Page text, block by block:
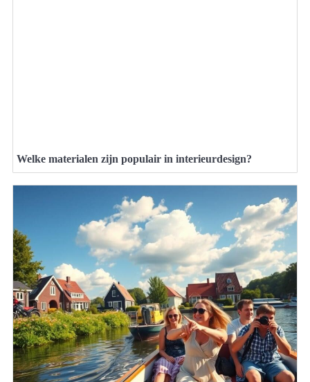
Welke materialen zijn populair in interieurdesign?